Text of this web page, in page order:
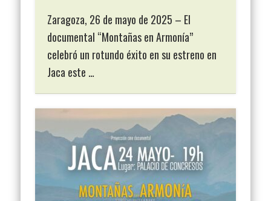
Zaragoza, 26 de mayo de 2025 – El
documental “Montañas en Armonía”
celebró un rotundo éxito en su estreno en
Jaca este …